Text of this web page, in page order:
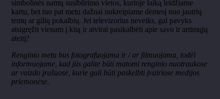
simbolinės namų susibūrimo vietos, kurioje laiką leidžiame
kartu, bet tuo pat metu dažnai nukreipiame dėmesį nuo jautrių
temų ar gilių pokalbių. Jei televizorius neveiks, gal pavyks
atsigręžti vienam į kitą ir atvirai pasikalbėti apie savo ir artimųjų
ateitį?
Renginio metu bus fotografuojama ir / ar filmuojama, todėl
informuojame, kad jūs galite būti matomi renginio nuotraukose
ar vaizdo įrašuose, kurie gali būti paskelbti įvairiose medijos
priemonėse.